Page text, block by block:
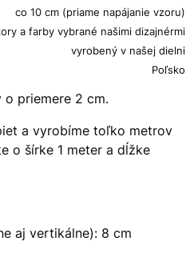
co 10 cm (priame napájanie vzoru)
a farby vybrané našimi dizajnérmi
vyrobený v našej dielni
Poľsko
priemere 2 cm.
a vyrobíme toľko metrov
o šírke 1 meter a dĺžke
aj vertikálne): 8 cm